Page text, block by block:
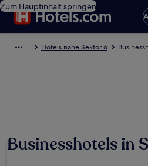
Zum Hauptinhalt springen
Hotels nahe Sektor 6
Businesshotels in